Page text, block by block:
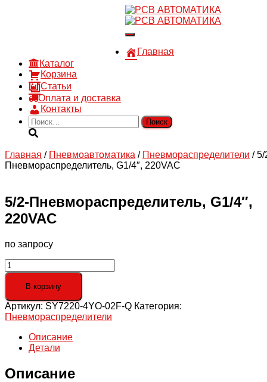
Войти
Переключить
навигацию
Главная
Каталог
Корзина
Статьи
Оплата и доставка
Контакты
Найти:
Главная / Пневмоавтоматика / Пневмораспределители / 5/
Пневмораспределитель, G1/4″, 220VAC
5/2-Пневмораспределитель, G1/4″,
220VAC
по запросу
Количество
товара
Пневмораспределитель,
G1/4",
220VAC
В корзину
Артикул: SY7220-4YO-02F-Q Категория:
Пневмораспределители
Описание
Детали
Описание